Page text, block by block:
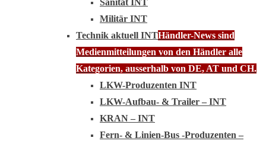
Sanität INT
Militär INT
Technik aktuell INTHändler-News sind
Medienmitteilungen von den Händler alle
Kategorien, ausserhalb von DE, AT und CH.
LKW-Produzenten INT
LKW-Aufbau- & Trailer – INT
KRAN – INT
Fern- & Linien-Bus -Produzenten –